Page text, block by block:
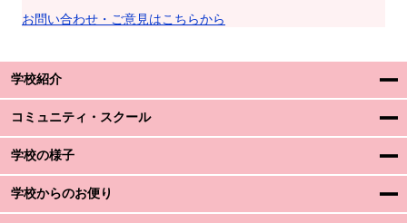
お問い合わせ・ご意見はこちらから
学校紹介
コミュニティ・スクール
学校の様子
学校からのお便り